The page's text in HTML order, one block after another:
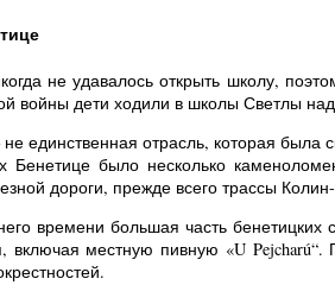
не удавалось открыть школу,
войны дети ходили в школы Светлы
не единственная отрасль, которая
Бенетице было несколько
дороги, прежде всего трассы
времени большая часть бенетицких
включая местную пивную «U